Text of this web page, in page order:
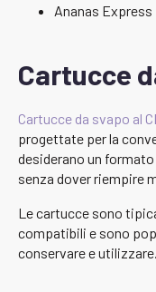
Ananas Express
Cartucce
Cartucce da svapo al
progettate per la
desiderano un
senza dover riempire
Le cartucce sono
compatibili e sono
conservare e utilizzare.